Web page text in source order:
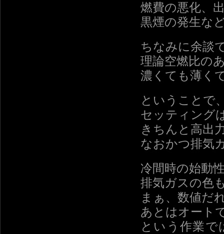
燃費の悪化、
黒煙の発生な
ちなみに余談
理論空燃比の
濃くても薄く
ということで
セッティング
きちんと高出
なおかつ排気
冷間時の始動
排気ガスの色
まぁ、数値だ
あとはオート
という作業